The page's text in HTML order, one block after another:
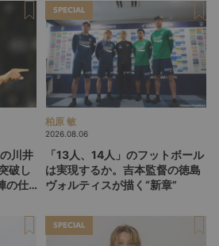
川井
破し
の仕
SPECIAL
柏原 敏
2026.08.06
「13人、14人」のフットボール
は実現するか。吉本監督の徳島
ヴォルティスが描く“新章”
SPECIAL